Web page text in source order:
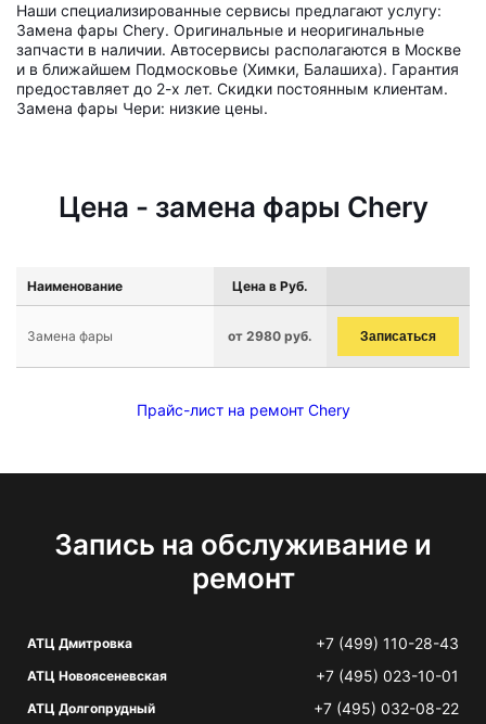
Наши специализированные сервисы предлагают услугу:
Замена фары Chery. Оригинальные и неоригинальные
запчасти в наличии. Автосервисы располагаются в Москве
и в ближайшем Подмосковье (Химки, Балашиха). Гарантия
предоставляет до 2-х лет. Скидки постоянным клиентам.
Замена фары Чери: низкие цены.
Цена - замена фары Chery
Наименование Цена в Руб.
Замена фары от 2980 руб. Записаться
Прайс-лист на ремонт Chery
Запись на обслуживание и
ремонт
АТЦ Дмитровка +7 (499) 110-28-43
АТЦ Новоясеневская +7 (495) 023-10-01
АТЦ Долгопрудный +7 (495) 032-08-22